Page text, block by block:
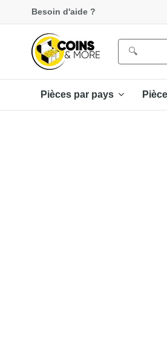
Besoin d'aide ?
Pièces par pays